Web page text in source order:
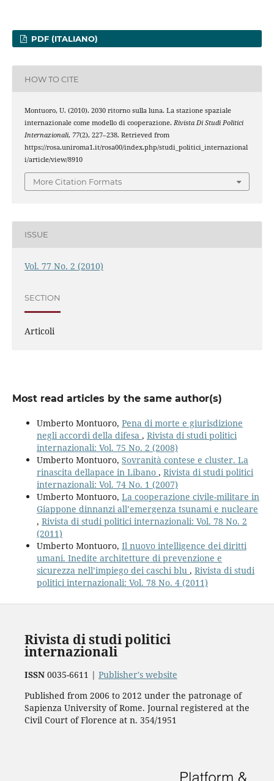
PDF (ITALIANO)
HOW TO CITE
Montuoro, U. (2010). 2030 ritorno sulla luna. La stazione spaziale
internazionale come modello di cooperazione. Rivista Di Studi Politici
Internazionali, 77(2), 227–238. Retrieved from
https://rosa.uniroma1.it/rosa00/index.php/studi_politici_internazional
i/article/view/8910
More Citation Formats
ISSUE
Vol. 77 No. 2 (2010)
SECTION
Articoli
Most read articles by the same author(s)
Umberto Montuoro, Pena di morte e giurisdizione
negli accordi della difesa , Rivista di studi politici
internazionali: Vol. 75 No. 2 (2008)
Umberto Montuoro, Sovranità contese e cluster. La
rinascita dellapace in Libano , Rivista di studi politici
internazionali: Vol. 74 No. 1 (2007)
Umberto Montuoro, La cooperazione civile-militare in
Giappone dinnanzi all’emergenza tsunami e nucleare
, Rivista di studi politici internazionali: Vol. 78 No. 2
(2011)
Umberto Montuoro, Il nuovo intelligence dei diritti
umani. Inedite architetture di prevenzione e
sicurezza nell’impiego dei caschi blu , Rivista di studi
politici internazionali: Vol. 78 No. 4 (2011)
Rivista di studi politici
internazionali
ISSN0035-6611 | Publisher's website
Published from 2006 to 2012 under the patronage of
Sapienza University of Rome. Journal registered at the
Civil Court of Florence at n. 354/1951